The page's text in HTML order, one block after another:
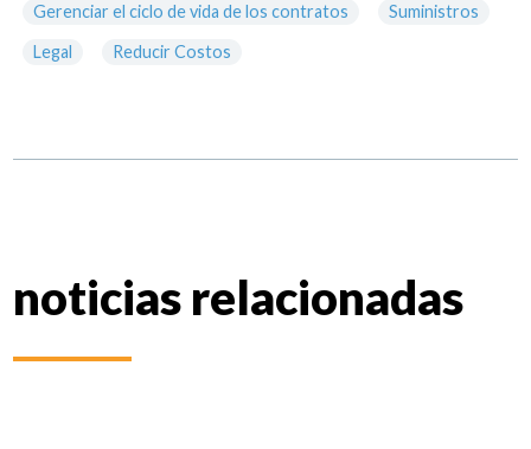
Gerenciar el ciclo de vida de los contratos
Suministros
Legal
Reducir Costos
noticias relacionadas